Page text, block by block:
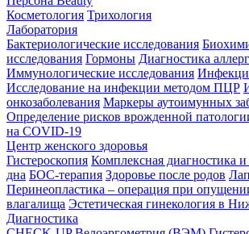
Косметология Трихология
Лаборатория
Бактериологические исследования
исследования Гормоны Диагностика
Иммунологические исследования
Исследование на инфекции методом ПЦР
онкозаболевания Маркеры аутоимунных
Определение рисков врожденной
на COVID-19
Центр женского здоровья
Гистероскопия Комплексная диагностика и
дна БОС-терапия Здоровье после родов
Перинеопластика – операция при
влагалища Эстетическая гинекология в
Диагностика